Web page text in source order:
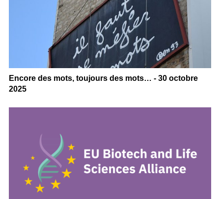
Encore des mots, toujours des mots… - 30 octobre
2025